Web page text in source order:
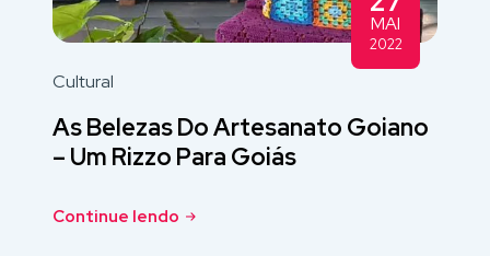
MAI
2022
Cultural
As Belezas Do Artesanato Goiano
– Um Rizzo Para Goiás
Continue lendo